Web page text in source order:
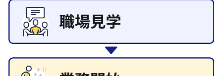
山県郡
安芸太田町
日給9000円～